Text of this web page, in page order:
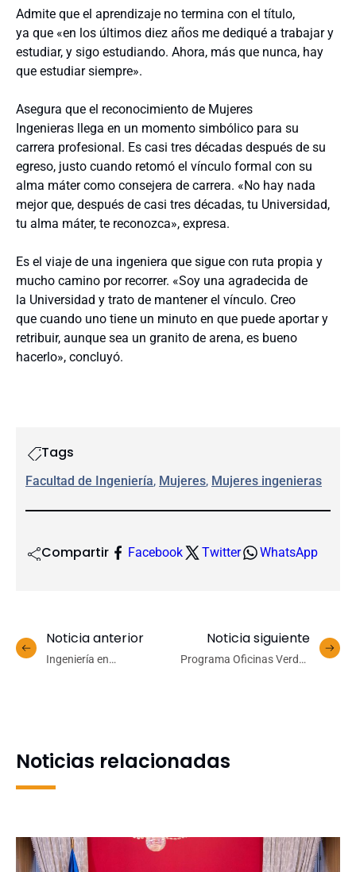
Admite que el aprendizaje no termina con el título,
ya que «en los últimos diez años me dediqué a trabajar y
estudiar, y sigo estudiando. Ahora, más que nunca, hay
que estudiar siempre».
Asegura que el reconocimiento de Mujeres
Ingenieras llega en un momento simbólico para su
carrera profesional. Es casi tres décadas después de su
egreso, justo cuando retomó el vínculo formal con su
alma máter como consejera de carrera. «No hay nada
mejor que, después de casi tres décadas, tu Universidad,
tu alma máter, te reconozca», expresa.
Es el viaje de una ingeniera que sigue con ruta propia y
mucho camino por recorrer. «Soy una agradecida de
la Universidad y trato de mantener el vínculo. Creo
que cuando uno tiene un minuto en que puede aportar y
retribuir, aunque sea un granito de arena, es bueno
hacerlo», concluyó.
Tags
Facultad de Ingeniería, Mujeres, Mujeres ingenieras
Compartir Facebook Twitter WhatsApp
Noticia anterior
Ingeniería en
Noticia siguiente
Programa Oficinas Verdes
Noticias relacionadas